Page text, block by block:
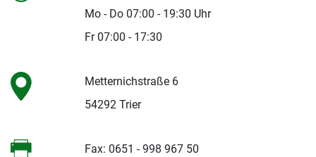
Mo - Do 07:00 - 19:30 Uhr
Fr 07:00 - 17:30
Metternichstraße 6
54292 Trier
Fax: 0651 - 998 967 50